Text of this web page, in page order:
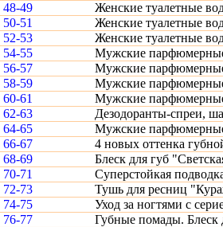
48-49
Женские туалетные
50-51
Женские туалетные
52-53
Женские туалетные
54-55
Мужские
56-57
Мужские
58-59
Мужские
60-61
Мужские
62-63
Дезодоранты-спреи,
64-65
Мужские
66-67
4 новых оттенка
68-69
Блеск для губ
70-71
Суперстойкая
72-73
Тушь для ресниц
74-75
Уход за ногтями с
76-77
Губные помады. Блеск